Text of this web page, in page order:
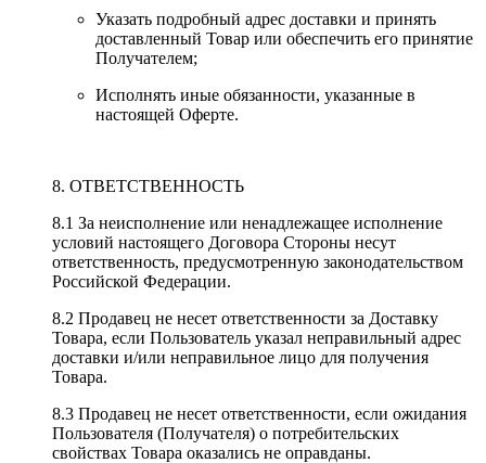
Указать подробный адрес доставки и принять
доставленный Товар или обеспечить его принятие
Получателем;
Исполнять иные обязанности, указанные в
настоящей Оферте.
8. ОТВЕТСТВЕННОСТЬ
8.1 За неисполнение или ненадлежащее исполнение
условий настоящего Договора Стороны несут
ответственность, предусмотренную законодательством
Российской Федерации.
8.2 Продавец не несет ответственности за Доставку
Товара, если Пользователь указал неправильный адрес
доставки и/или неправильное лицо для получения
Товара.
8.3 Продавец не несет ответственности, если ожидания
Пользователя (Получателя) о потребительских
свойствах Товара оказались не оправданы.